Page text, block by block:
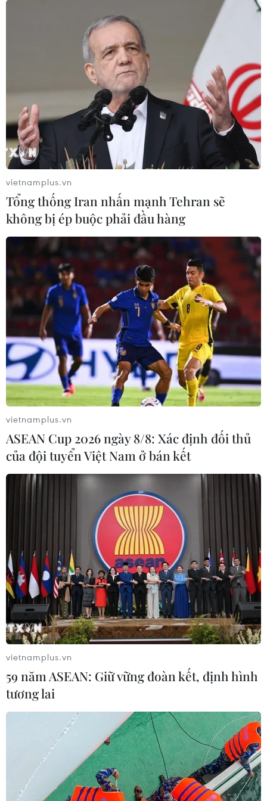
vietnamplus.vn
Tổng thống Iran nhấn mạnh Tehran sẽ
không bị ép buộc phải đầu hàng
vietnamplus.vn
ASEAN Cup 2026 ngày 8/8: Xác định đối thủ
của đội tuyển Việt Nam ở bán kết
vietnamplus.vn
59 năm ASEAN: Giữ vững đoàn kết, định hình
tương lai